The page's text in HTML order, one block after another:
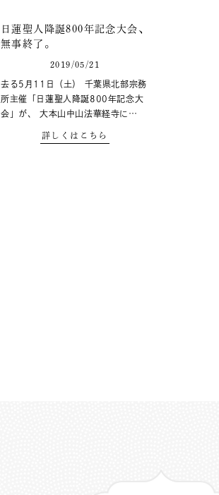
日蓮聖人降誕800年記念大会、
無事終了。
2019/05/21
去る5月11日（土） 千葉県北部宗務
所主催「日蓮聖人降誕800年記念大
会」が、 大本山中山法華経寺に…
詳しくはこちら